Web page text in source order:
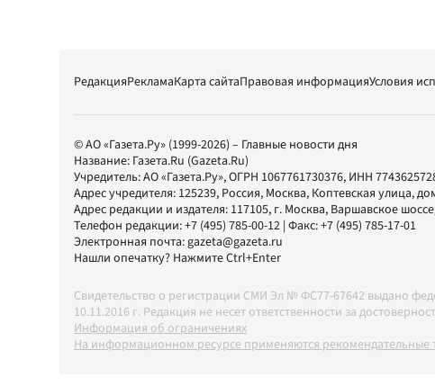
РедакцияРекламаКарта сайтаПравовая информацияУсловия
© АО «Газета.Ру» (1999-2026) – Главные новости дня
Название: Газета.Ru (Gazeta.Ru)
Учредитель:АО «Газета.Ру», ОГРН 1067761730376, ИНН
Адрес учредителя: 125239, Россия, Москва, Коптевская улица,
Адрес редакции и издателя: 117105, г. Москва, Варшавское
Телефон редакции:+7 (495) 785-00-12 | Факс:+7 (495) 785-17-01
Электронная почта:gazeta@gazeta.ru
Нашли опечатку? Нажмите Ctrl+Enter
Свидетельство о регистрации СМИ Эл № ФС77-67642 выдано
10.11.2016 г. Редакция не несет ответственности за
Информация об ограничениях
На информационном ресурсе применяются рекомендательные